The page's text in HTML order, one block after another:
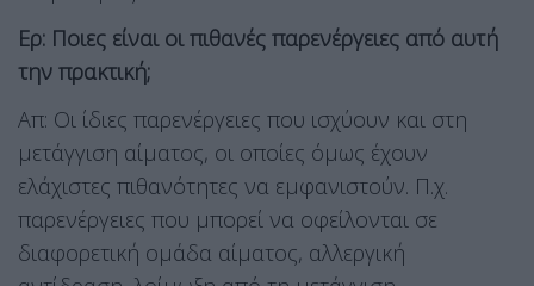
Ερ: Ποιες είναι οι πιθανές παρενέργειες από αυτή
την πρακτική;
Απ: Οι ίδιες παρενέργειες που ισχύουν και στη
μετάγγιση αίματος, οι οποίες όμως έχουν
ελάχιστες πιθανότητες να εμφανιστούν. Π.χ.
παρενέργειες που μπορεί να οφείλονται σε
διαφορετική ομάδα αίματος, αλλεργική